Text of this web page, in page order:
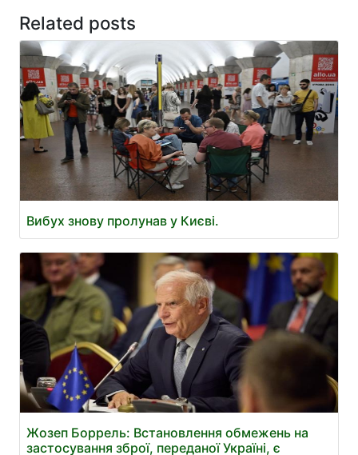
Related posts
Вибух знову пролунав у Києві.
Жозеп Боррель: Встановлення обмежень на
застосування зброї, переданої Україні, є